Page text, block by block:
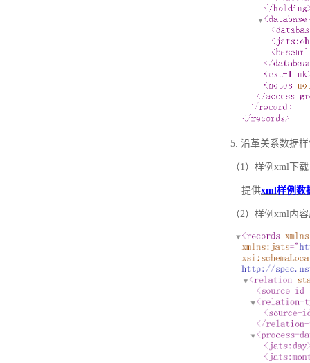
5. 沿革关系数据
（1）样例xml下载
提供xml样例数
（2）样例xml内